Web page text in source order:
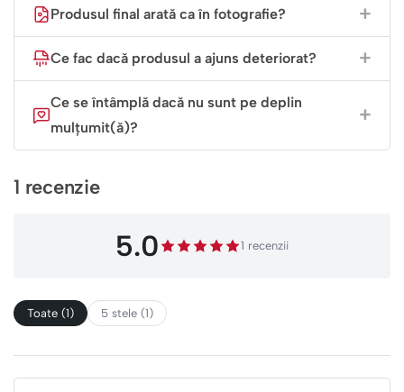
Produsul final arată ca în fotografie?
Ce fac dacă produsul a ajuns deteriorat?
Ce se întâmplă dacă nu sunt pe deplin
mulțumit(ă)?
1 recenzie
5.0 1 recenzii
Toate (1) 5 stele (1)